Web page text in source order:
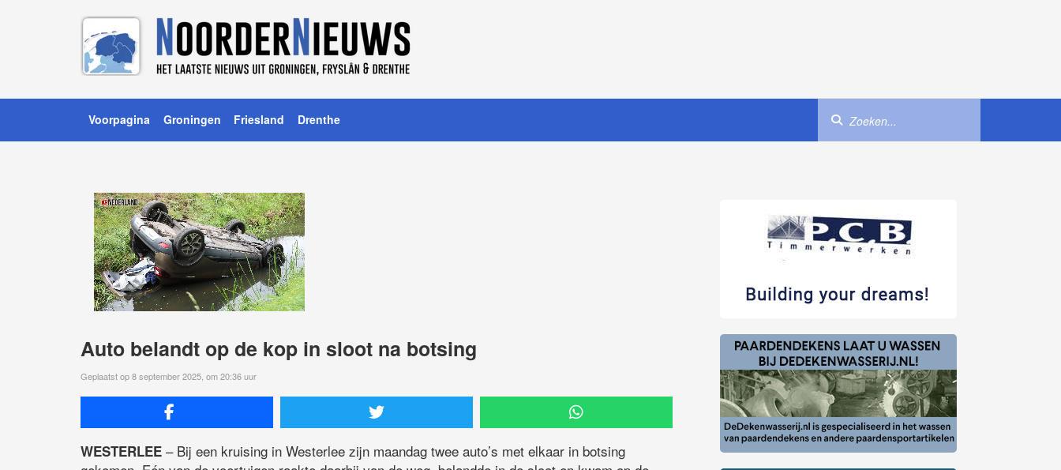
Voorpagina Groningen Friesland Drenthe
Auto belandt op de kop in sloot na botsing
Geplaatst op 8 september 2025, om 20:36 uur
WESTERLEE – Bij een kruising in Westerlee zijn maandag twee auto’s met elkaar in botsing